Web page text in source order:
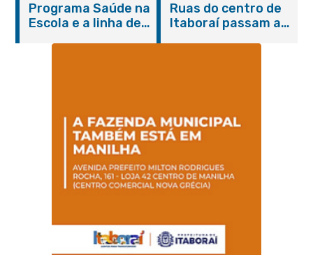
serviços gratuitos e
orientações
Programa Saúde na
Escola e a linha de
Magalhães Seabra
Ruas do centro de
Itaboraí passam a